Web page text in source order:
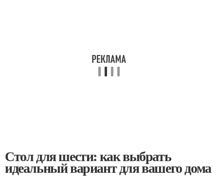
Стол для шести: как выбрать
идеальный вариант для вашего дома